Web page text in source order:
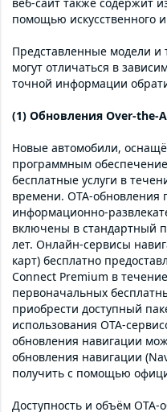
помощью искусственного
Представленные модели и
могут отличаться в
точной информации
(1) Обновления Over-the-
Новые автомобили,
программным
бесплатные услуги в
времени. OTA-обновления
информационно-
включены в стандартный
лет. Онлайн-сервисы
карт) бесплатно
Connect Premium в
первоначальных
приобрести доступный
использования OTA-
обновления навигации
обновления навигации
получить с помощью
Доступность и объём OTA-